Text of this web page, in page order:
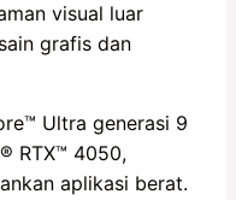
visual luar
grafis dan
Ultra generasi 9
RTX™️ 4050,
aplikasi berat.